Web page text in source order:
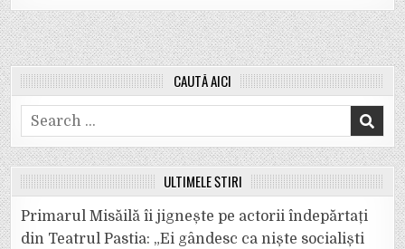
CAUTĂ AICI
Search
for:
ULTIMELE ȘTIRI
Primarul Misăilă îi jignește pe actorii îndepărtați
din Teatrul Pastia: „Ei gândesc ca niște socialiști